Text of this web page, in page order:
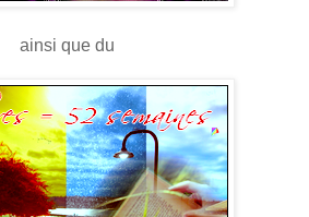
ainsi que du